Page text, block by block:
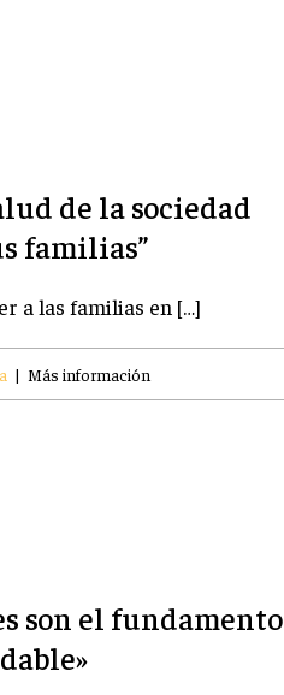
de la sociedad
familias”
a las familias en […]
| Más información
son el fundamento